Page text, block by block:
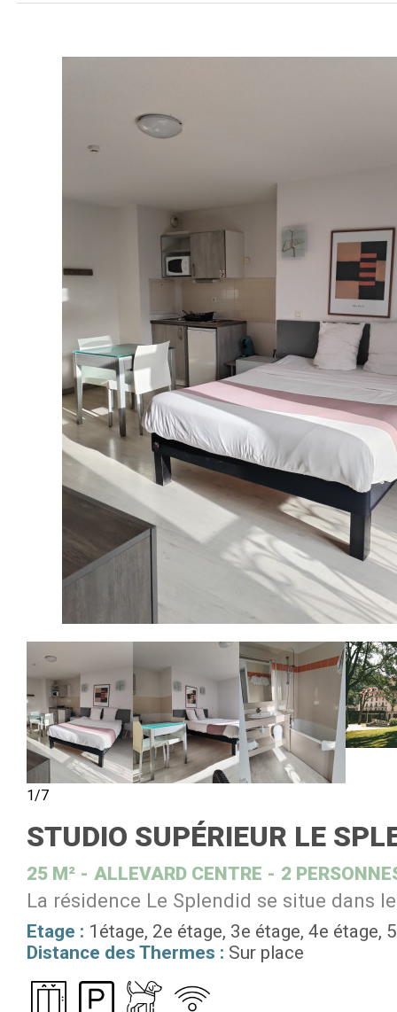
1/7
STUDIO SUPÉRIEUR LE
25 M² ALLEVARD CENTRE 2
La résidence Le Splendid se situe dans
Etage : 1étage 2e étage 3e étage 4e étage
Distance des Thermes : Sur place